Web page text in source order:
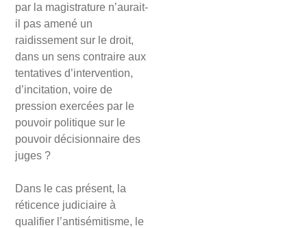
par la magistrature n’aurait-
il pas amené un
raidissement sur le droit,
dans un sens contraire aux
tentatives d’intervention,
d’incitation, voire de
pression exercées par le
pouvoir politique sur le
pouvoir décisionnaire des
juges ?
Dans le cas présent, la
réticence judiciaire à
qualifier l’antisémitisme, le